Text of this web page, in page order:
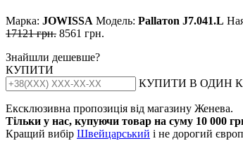
Марка: JOWISSA Модель: Раllатоn J7.041.L
17121 грн. 8561 грн.
Знайшли дешевше?
КУПИТИ
КУПИТИ В ОДИН
Ексклюзивна пропозиція від магазину Женева.
Тільки у нас, купуючи товар на суму 10 000
Кращий вибір Швейцарський і не дорогий